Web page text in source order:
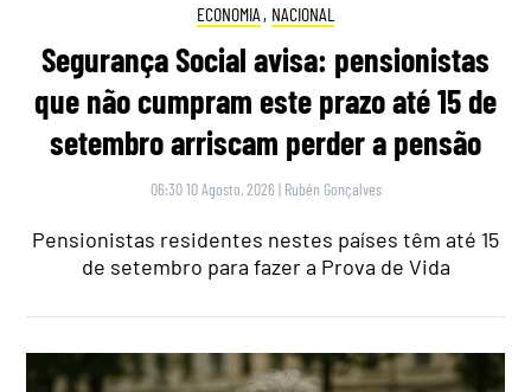
ECONOMIA , NACIONAL
Segurança Social avisa: pensionistas
que não cumpram este prazo até 15 de
setembro arriscam perder a pensão
06:30 10 Agosto, 2026 | Rubén Gonçalves
Pensionistas residentes nestes países têm até 15
de setembro para fazer a Prova de Vida